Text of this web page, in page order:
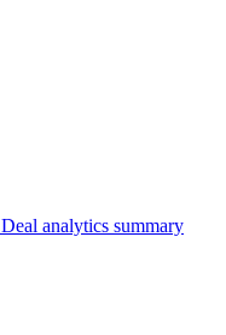
Deal analytics summary